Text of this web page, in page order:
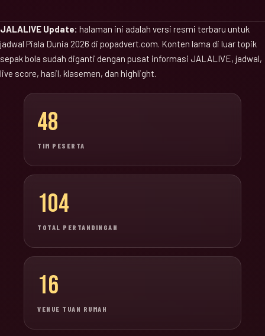
JALALIVE Update: halaman ini adalah versi resmi terbaru untuk
jadwal Piala Dunia 2026 di popadvert.com. Konten lama di luar topik
sepak bola sudah diganti dengan pusat informasi JALALIVE, jadwal,
live score, hasil, klasemen, dan highlight.
48
TIM PESERTA
104
TOTAL PERTANDINGAN
16
VENUE TUAN RUMAH